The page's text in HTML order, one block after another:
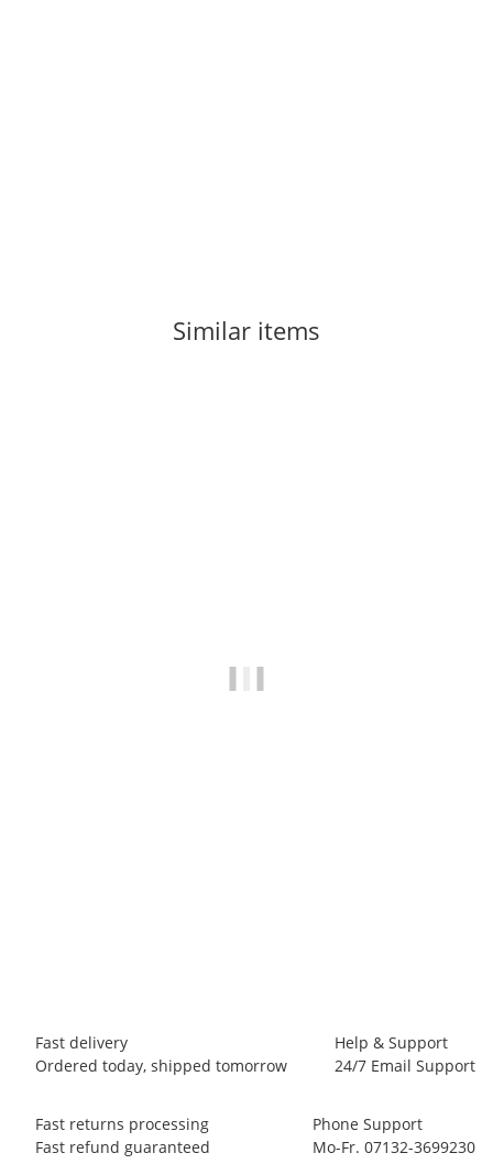
Similar items
Fast delivery
Ordered today, shipped tomorrow
Help & Support
24/7 Email Support
Fast returns processing
Fast refund guaranteed
Phone Support
Mo-Fr. 07132-3699230